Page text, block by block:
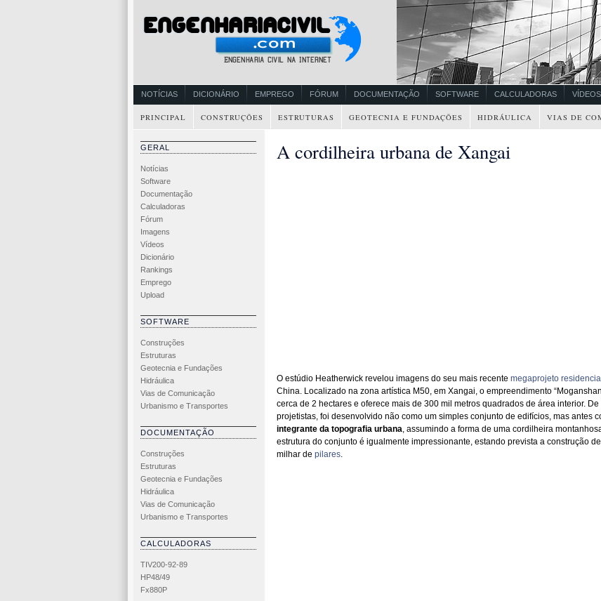
NOTÍCIAS DICIONÁRIO EMPREGO FÓRUM DOCUMENTAÇÃO SOFTWARE CALCULADORAS VÍDEOS
PRINCIPAL CONSTRUÇÕES ESTRUTURAS GEOTECNIA E FUNDAÇÕES HIDRÁULICA VIAS DE
GERAL
Notícias
Software
Documentação
Calculadoras
Fórum
Imagens
Vídeos
Dicionário
Rankings
Emprego
Upload
SOFTWARE
Construções
Estruturas
Geotecnia e Fundações
Hidráulica
Vias de Comunicação
Urbanismo e Transportes
DOCUMENTAÇÃO
Construções
Estruturas
Geotecnia e Fundações
Hidráulica
Vias de Comunicação
Urbanismo e Transportes
CALCULADORAS
TIV200-92-89
HP48/49
Fx880P
A cordilheira urbana de Xangai
O estúdio Heatherwick revelou imagens do seu mais recente megaprojeto
China. Localizado na zona artística M50, em Xangai, o empreendimento
cerca de 2 hectares e oferece mais de 300 mil metros quadrados de área interior.
projetistas, foi desenvolvido não como um simples conjunto de edifícios, mas antes
integrante da topografia urbana , assumindo a forma de uma cordilheira
estrutura do conjunto é igualmente impressionante, estando prevista a construção
milhar de pilares.